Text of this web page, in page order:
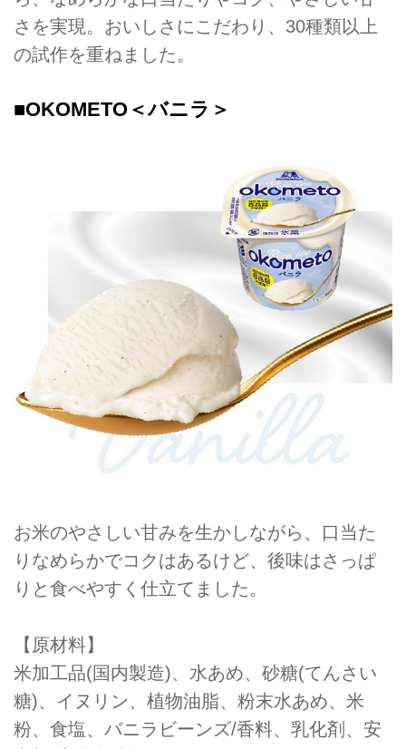
さを実現。おいしさにこだわり、30種類以上
の試作を重ねました。
■OKOMETO＜バニラ＞
お米のやさしい甘みを生かしながら、口当た
りなめらかでコクはあるけど、後味はさっぱ
りと食べやすく仕立てました。
【原材料】
米加工品(国内製造)、水あめ、砂糖(てんさい
糖)、イヌリン、植物油脂、粉末水あめ、米
粉、食塩、バニラビーンズ/香料、乳化剤、安